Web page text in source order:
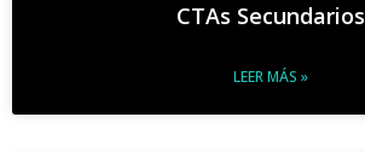
CTAs Secundarios
LEER MÁS »